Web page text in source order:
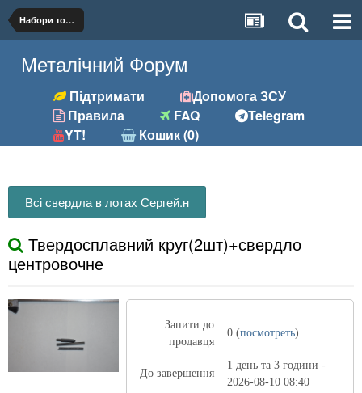
Набори товарів
Металічний Форум
Підтримати
Допомога ЗСУ
Правила
FAQ
Telegram
YT!
Кошик (0)
Всі свердла в лотах Сергей.н
Твердосплавний круг(2шт)+свердло
центровочне
Запити до
продавця
0 (посмотреть)
До завершення
1 день та 3 години -
2026-08-10 08:40